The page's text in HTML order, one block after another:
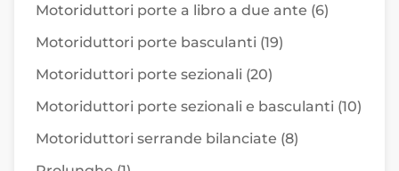
Motoriduttori porte a libro a due ante (6)
Motoriduttori porte basculanti (19)
Motoriduttori porte sezionali (20)
Motoriduttori porte sezionali e basculanti (10)
Motoriduttori serrande bilanciate (8)